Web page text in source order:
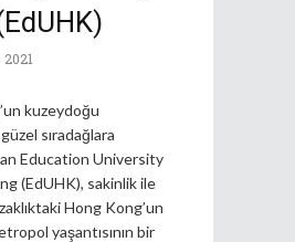
kuzeydoğu
sıradağlara
Education University
(EdUHK), sakinlik ile
Hong Kong’un
yaşantısının bir